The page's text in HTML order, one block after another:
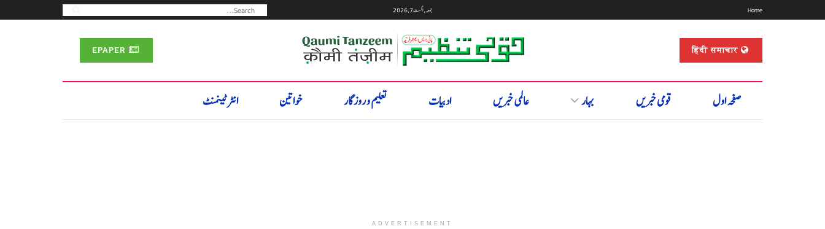
Home جمعہ, اگست 7, 2026
हिंदी समाचार
صفحہ اول قومی خبریں بہار عالمی خبریں ادبیات تعلیم و روزگار خواتین انٹرٹینمنٹ
ADVERTISEMENT